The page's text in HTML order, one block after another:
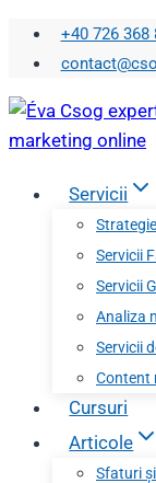
Skip
content
+40 726 368
Servicii
Servicii
Servicii
Analiza
Servicii
Content
Cursuri
Articole
Sfaturi